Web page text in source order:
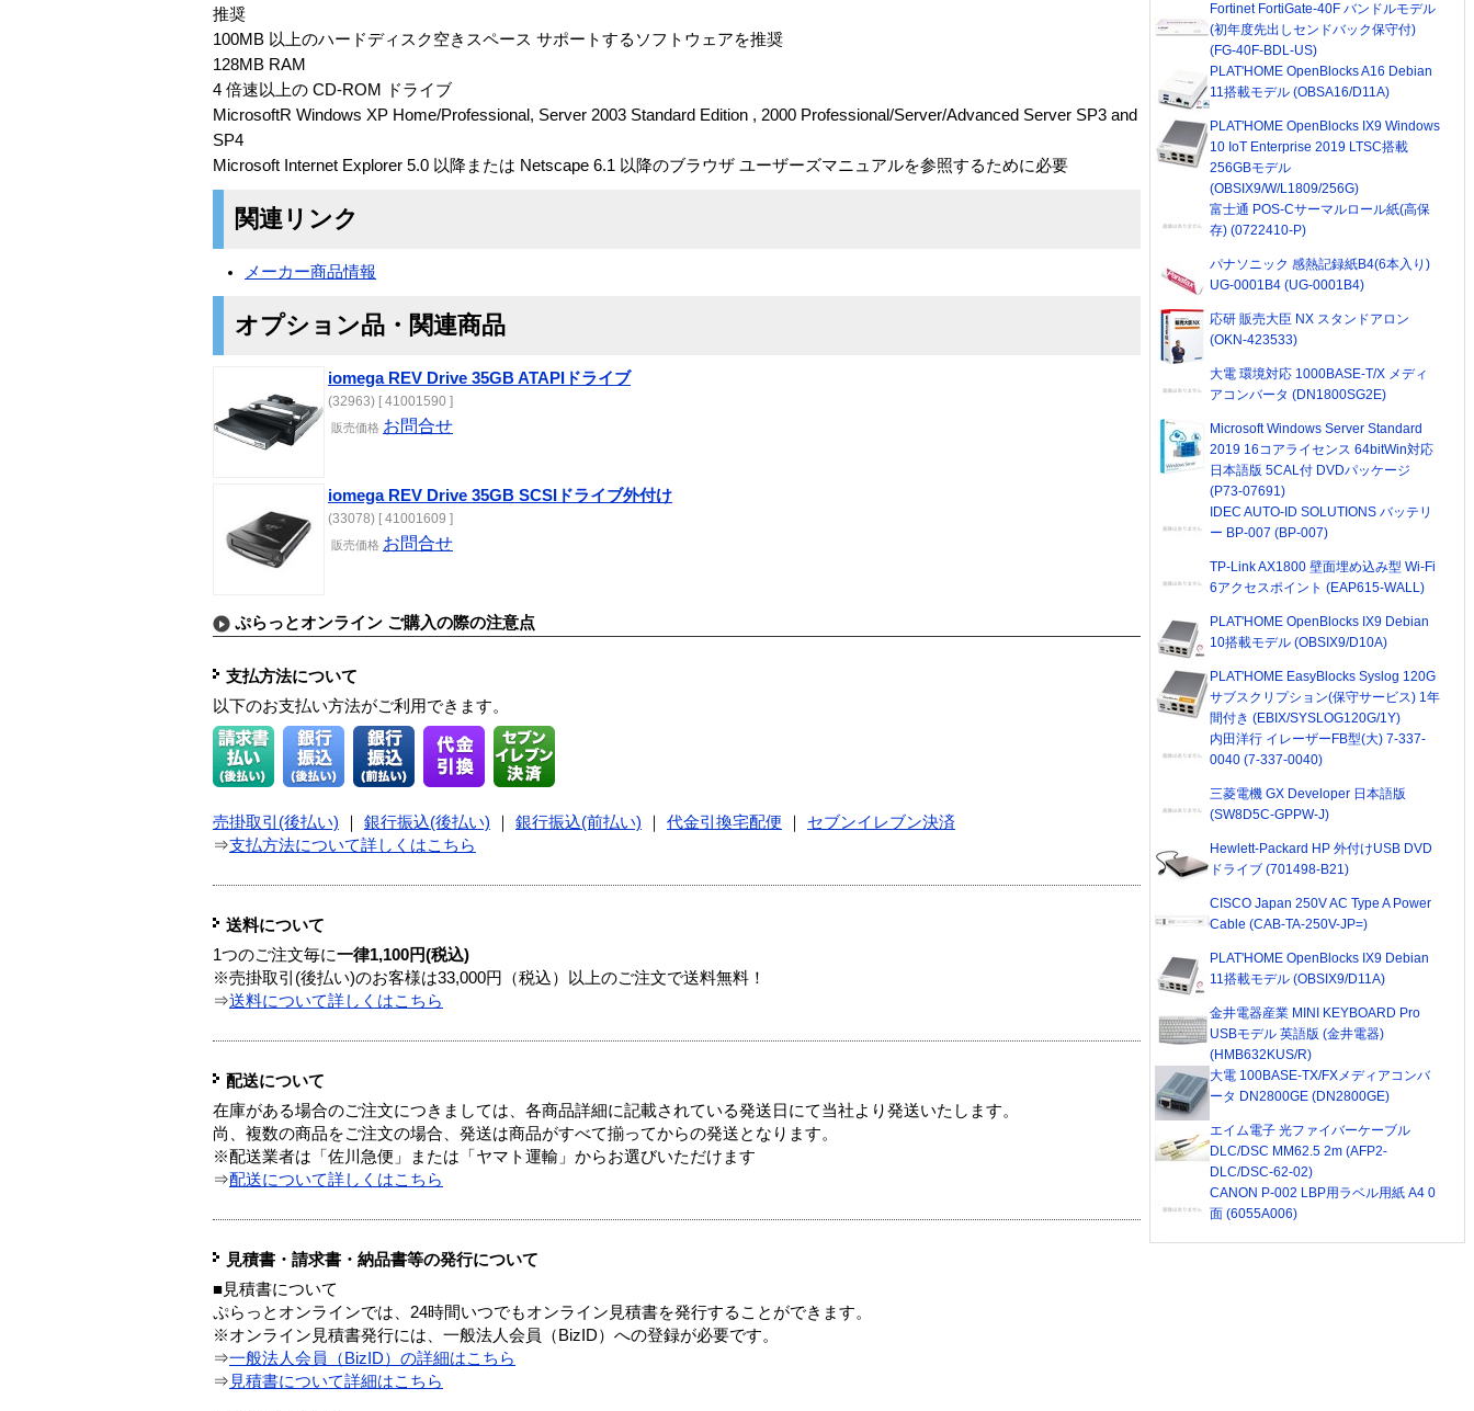
推奨
100MB 以上のハードディスク空きスペース サポートするソフトウェアを推奨
128MB RAM
4 倍速以上の CD-ROM ドライブ
MicrosoftR Windows XP Home/Professional, Server 2003 Standard Edition , 2000 Professional/Server/Advanced Server SP3 and
SP4
Microsoft Internet Explorer 5.0 以降または Netscape 6.1 以降のブラウザ ユーザーズマニュアルを参照するために必要
関連リンク
メーカー商品情報
オプション品・関連商品
iomega REV Drive 35GB ATAPIドライブ
(32963) [ 41001590 ]
販売価格 お問合せ
iomega REV Drive 35GB SCSIドライブ外付け
(33078) [ 41001609 ]
販売価格 お問合せ
ぷらっとオンライン ご購入の際の注意点
支払方法について
以下のお支払い方法がご利用できます。
売掛取引(後払い) 銀行振込(後払い) 銀行振込(前払い) 代金引換宅配便
セブンイレブン決済
⇒支払方法について詳しくはこちら
送料について
1つのご注文毎に一律1,100円(税込)
※売掛取引(後払い)のお客様は33,000円（税込）以上のご注文で送料無料！
⇒送料について詳しくはこちら
配送について
在庫がある場合のご注文につきましては、各商品詳細に記載されている発送日にて当社より発送いたします。
尚、複数の商品をご注文の場合、発送は商品がすべて揃ってからの発送となります。
※配送業者は「佐川急便」または「ヤマト運輸」からお選びいただけます
⇒配送について詳しくはこちら
見積書・請求書・納品書等の発行について
■見積書について
ぷらっとオンラインでは、24時間いつでもオンライン見積書を発行することができます。
※オンライン見積書発行には、一般法人会員（BizID）への登録が必要です。
⇒一般法人会員（BizID）の詳細はこちら
⇒ 見積書について詳細はこちら
Fortinet FortiGate-40F バンドルモデル
(初年度先出しセンドバック保守付)
(FG-40F-BDL-US)
PLAT'HOME OpenBlocks A16 Debian
11搭載モデル (OBSA16/D11A)
PLAT'HOME OpenBlocks IX9 Windows
10 IoT Enterprise 2019 LTSC搭載
256GBモデル
(OBSIX9/W/L1809/256G)
富士通 POS-Cサーマルロール紙(高保
存) (0722410-P)
パナソニック 感熱記録紙B4(6本入り)
UG-0001B4 (UG-0001B4)
応研 販売大臣 NX スタンドアロン
(OKN-423533)
大電 環境対応 1000BASE-T/X メディ
アコンバータ (DN1800SG2E)
Microsoft Windows Server Standard
2019 16コアライセンス 64bitWin対応
日本語版 5CAL付 DVDパッケージ
(P73-07691)
IDEC AUTO-ID SOLUTIONS バッテリ
ー BP-007 (BP-007)
TP-Link AX1800 壁面埋め込み型 Wi-Fi
6アクセスポイント (EAP615-WALL)
PLAT'HOME OpenBlocks IX9 Debian
10搭載モデル (OBSIX9/D10A)
PLAT'HOME EasyBlocks Syslog 120G
サブスクリプション(保守サービス) 1年
間付き (EBIX/SYSLOG120G/1Y)
内田洋行 イレーザーFB型(大) 7-337-
0040 (7-337-0040)
三菱電機 GX Developer 日本語版
(SW8D5C-GPPW-J)
Hewlett-Packard HP 外付けUSB DVD
ドライブ (701498-B21)
CISCO Japan 250V AC Type A Power
Cable (CAB-TA-250V-JP=)
PLAT'HOME OpenBlocks IX9 Debian
11搭載モデル (OBSIX9/D11A)
金井電器産業 MINI KEYBOARD Pro
USBモデル 英語版 (金井電器)
(HMB632KUS/R)
大電 100BASE-TX/FXメディアコンバ
ータ DN2800GE (DN2800GE)
エイム電子 光ファイバーケーブル
DLC/DSC MM62.5 2m (AFP2-
DLC/DSC-62-02)
CANON P-002 LBP用ラベル用紙 A4 0
面 (6055A006)